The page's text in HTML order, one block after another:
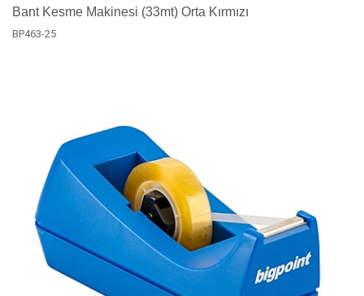
Bant Kesme Makinesi (33mt) Orta Kırmızı
BP463-25